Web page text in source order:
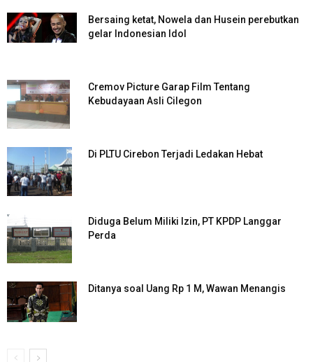
Bersaing ketat, Nowela dan Husein perebutkan
gelar Indonesian Idol
Cremov Picture Garap Film Tentang
Kebudayaan Asli Cilegon
Di PLTU Cirebon Terjadi Ledakan Hebat
Diduga Belum Miliki Izin, PT KPDP Langgar
Perda
Ditanya soal Uang Rp 1 M, Wawan Menangis